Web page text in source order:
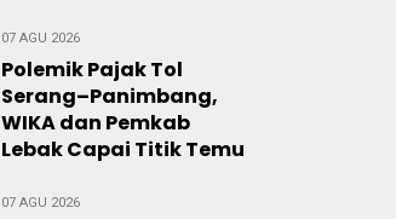
07 AGU 2026
Polemik Pajak Tol
Serang–Panimbang,
WIKA dan Pemkab
Lebak Capai Titik Temu
07 AGU 2026